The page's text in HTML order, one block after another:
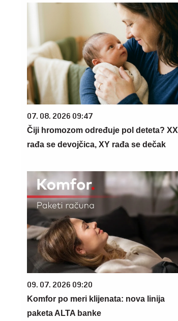
07. 08. 2026 09:47
Čiji hromozom određuje pol deteta? XX
rađa se devojčica, XY rađa se dečak
09. 07. 2026 09:20
Komfor po meri klijenata: nova linija
paketa ALTA banke